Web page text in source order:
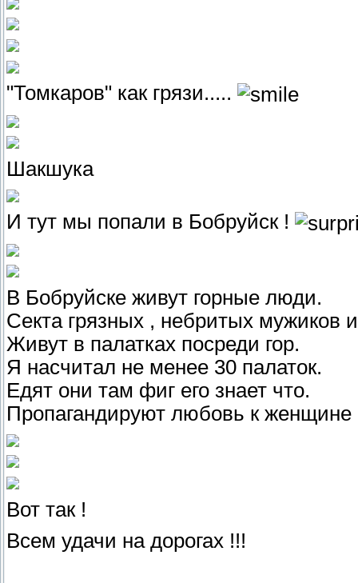
"Томкаров" как грязи.....
Шакшука
И тут мы попали в Бобруйск !
В Бобруйске живут горные люди.
Секта грязных , небритых мужиков
Живут в палатках посреди гор.
Я насчитал не менее 30 палаток.
Едят они там фиг его знает что.
Пропагандируют любовь к женщине
Вот так !
Всем удачи на дорогах !!!